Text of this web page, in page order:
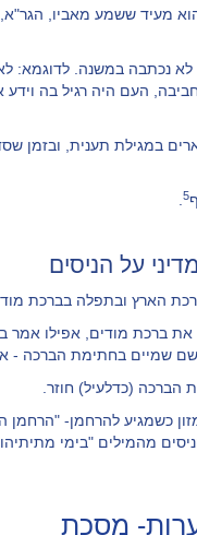
מעיד ששמע מאביו,
לא נכתבה במשנה. לדוגמא:
העם היה רגיל בה וידע
במגילת תענית, ובזמן
5
על הניסים
הארץ ובתפלה בברכת
ברכת מודים, אפילו אמר
שמיים בחתימת הברכה -
הברכה (כדלעיל) חוזר.
כשמגיע להרחמן- "הרחמן
מהמילים "בימי
מסכת